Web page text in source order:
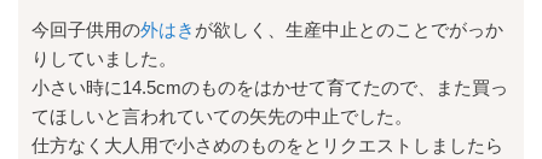
今回子供用の外はき が欲しく、生産中止とのことでがっか
りしていました。
小さい時に14.5cmのものをはかせて育てたので、また買っ
てほしいと言われていての矢先の中止でした。
仕方なく大人用で小さめのものをとリクエストしましたら